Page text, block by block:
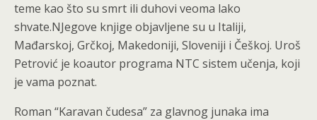
teme kao što su smrt ili duhovi veoma lako
shvate.NJegove knjige objavljene su u Italiji,
Mađarskoj, Grčkoj, Makedoniji, Sloveniji i Češkoj. Uroš
Petrović je koautor programa NTC sistem učenja, koji
je vama poznat.
Roman “Karavan čudesa” za glavnog junaka ima